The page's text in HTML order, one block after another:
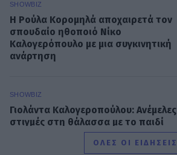
SHOWBIZ
Η Ρούλα Κορομηλά αποχαιρετά τον
σπουδαίο ηθοποιό Νίκο
Καλογερόπουλο με μια συγκινητική
ανάρτηση
SHOWBIZ
Γιολάντα Καλογεροπούλου: Ανέμελες
στιγμές στη θάλασσα με το παιδί
της πριν τη νέα σειρά του ΑΝΤ1
ΟΛΕΣ ΟΙ ΕΙΔΗΣΕΙΣ